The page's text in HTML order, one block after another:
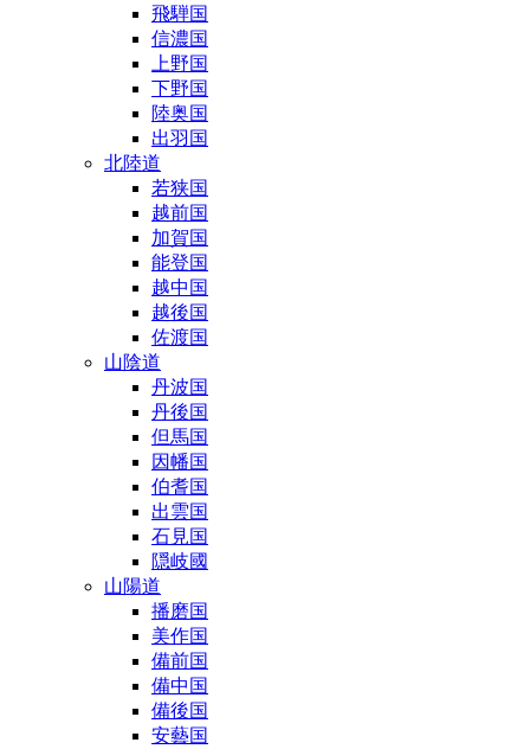
飛騨国
信濃国
上野国
下野国
陸奥国
出羽国
北陸道
若狭国
越前国
加賀国
能登国
越中国
越後国
佐渡国
山陰道
丹波国
丹後国
但馬国
因幡国
伯耆国
出雲国
石見国
隠岐國
山陽道
播磨国
美作国
備前国
備中国
備後国
安藝国